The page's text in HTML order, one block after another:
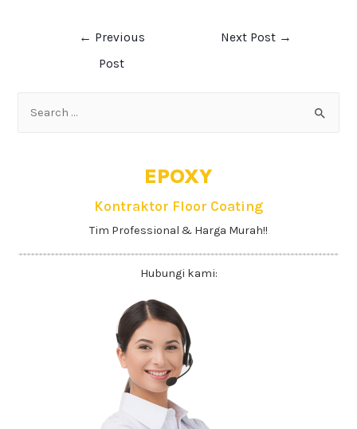
← Previous
Post
Next Post →
EPOXY
Kontraktor Floor Coating
Tim Professional & Harga Murah!!
Hubungi kami: